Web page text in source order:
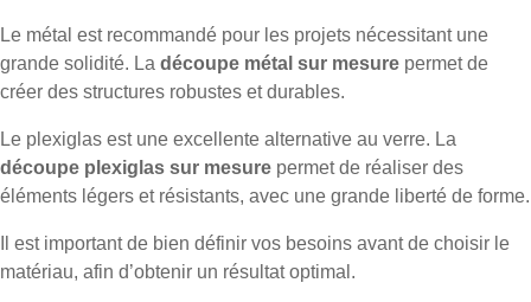
Le métal est recommandé pour les projets nécessitant une
grande solidité. La découpe métal sur mesure permet de
créer des structures robustes et durables.
Le plexiglas est une excellente alternative au verre. La
découpe plexiglas sur mesure permet de réaliser des
éléments légers et résistants, avec une grande liberté de forme.
Il est important de bien définir vos besoins avant de choisir le
matériau, afin d’obtenir un résultat optimal.